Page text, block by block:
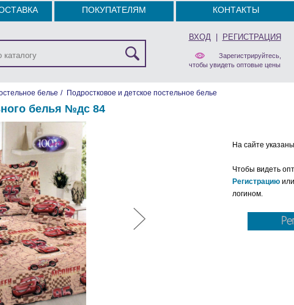
ПОКУПАТЕЛЯМ КОНТАКТЫ
ВХОД| РЕГИСТРАЦИЯ
Зарегистрируйтесь,
чтобы увидеть оптовые цены
белье / Подростковое и детское постельное белье
белья №дc 84
На сайте
Чтобы видеть
Регистрацию или
логином.